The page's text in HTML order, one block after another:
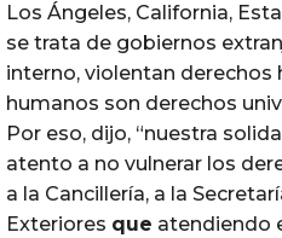
Los Ángeles, California,
se trata de gobiernos
interno, violentan derechos
humanos son derechos
Por eso, dijo, “nuestra
atento a no vulnerar los
a la Cancillería, a la
Exteriores que atendiendo